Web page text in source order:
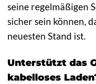
seine regelmäßigen
sicher sein können,
neuesten Stand ist.
Unterstützt das
kabelloses